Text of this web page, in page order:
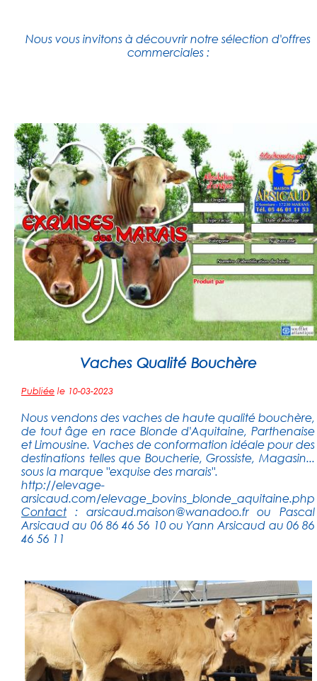
Nous vous invitons à découvrir notre sélection d'offres
commerciales :
Vaches Qualité Bouchère
Publiée le 10-03-2023
Nous vendons des vaches de haute qualité bouchère,
de tout âge en race Blonde d'Aquitaine, Parthenaise
et Limousine. Vaches de conformation idéale pour des
destinations telles que Boucherie, Grossiste, Magasin...
sous la marque "exquise des marais".
http://elevage-
arsicaud.com/elevage_bovins_blonde_aquitaine.php
Contact: arsicaud.maison@wanadoo.frou Pascal
Arsicaud au 06 86 46 56 10 ou Yann Arsicaud au 06 86
46 56 11